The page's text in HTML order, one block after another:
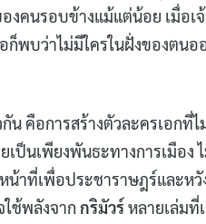
คนรอบข้างแม้แต่น้อย เมื่อเ
ก็พบว่าไม่มีใครในฝั่งของตน
น คือการสร้างตัวละครเอกที่
ป็นเพียงพันธะทางการเมือง
าที่เพื่อประชาราษฎร์และห
ช้พลังจาก กริมัวร์หลายเล่มที่